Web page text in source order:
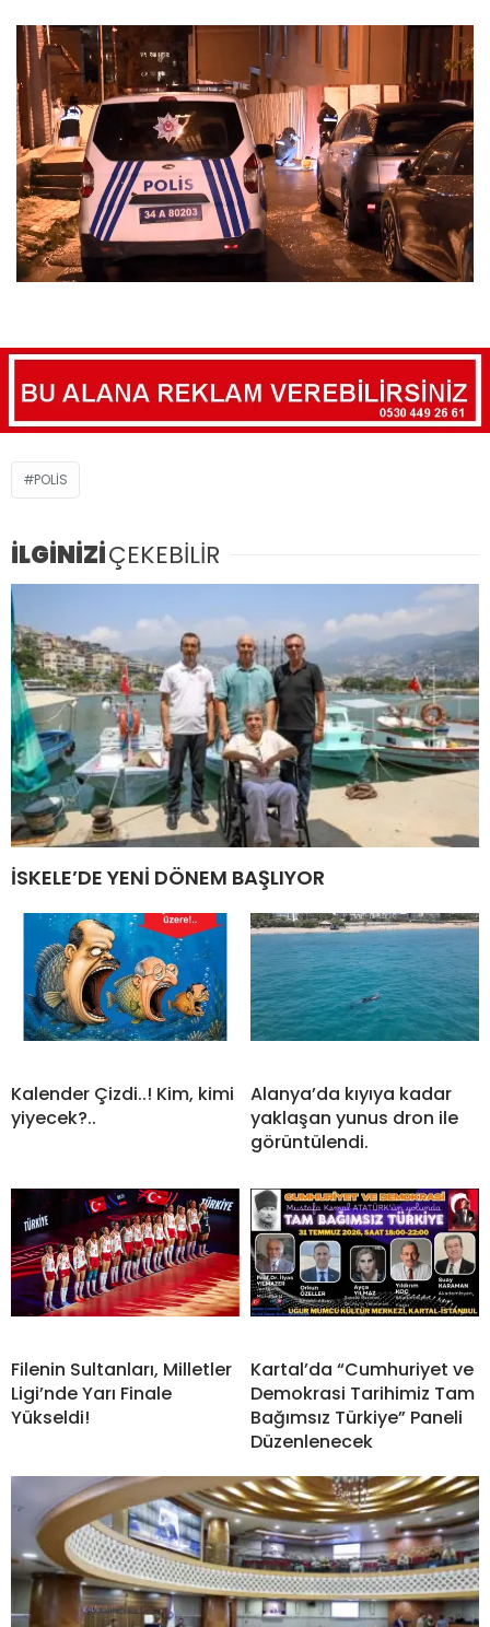
POLIS
İLGİNİZİÇEKEBİLİR
İSKELE’DE YENİ DÖNEM BAŞLIYOR
Kalender Çizdi..! Kim, kimi
yiyecek?..
Alanya’da kıyıya kadar
yaklaşan yunus dron ile
görüntülendi.
Filenin Sultanları, Milletler
Ligi’nde Yarı Finale
Yükseldi!
Kartal’da “Cumhuriyet ve
Demokrasi Tarihimiz Tam
Bağımsız Türkiye” Paneli
Düzenlenecek